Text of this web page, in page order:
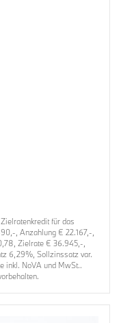
für das
, Anzahlung € 22.167,-,
Zielrate € 36.945,-,
6,29%, Sollzinssatz var.
inkl. NoVA und MwSt..